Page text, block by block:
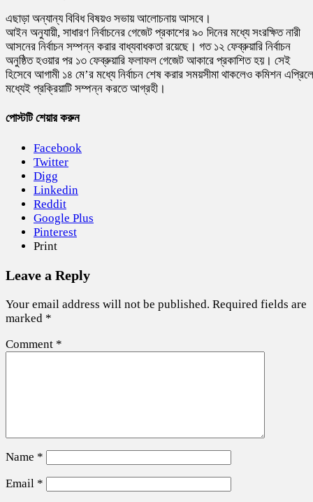
এছাড়া অন্যান্য বিবিধ বিষয়ও সভায় আলোচনায় আসবে।
আইন অনুযায়ী, সাধারণ নির্বাচনের গেজেট প্রকাশের ৯০ দিনের মধ্যে সংরক্ষিত নারী
আসনের নির্বাচন সম্পন্ন করার বাধ্যবাধকতা রয়েছে। গত ১২ ফেব্রুয়ারি নির্বাচন
অনুষ্ঠিত হওয়ার পর ১৩ ফেব্রুয়ারি ফলাফল গেজেট আকারে প্রকাশিত হয়। সেই
হিসেবে আগামী ১৪ মে’র মধ্যে নির্বাচন শেষ করার সময়সীমা থাকলেও কমিশন
মধ্যেই প্রক্রিয়াটি সম্পন্ন করতে আগ্রহী।
পোস্টটি শেয়ার করুন
Facebook
Twitter
Digg
Linkedin
Reddit
Google Plus
Pinterest
Print
Leave a Reply
Your email address will not be published. Required fields are
marked *
Comment *
Name *
Email *